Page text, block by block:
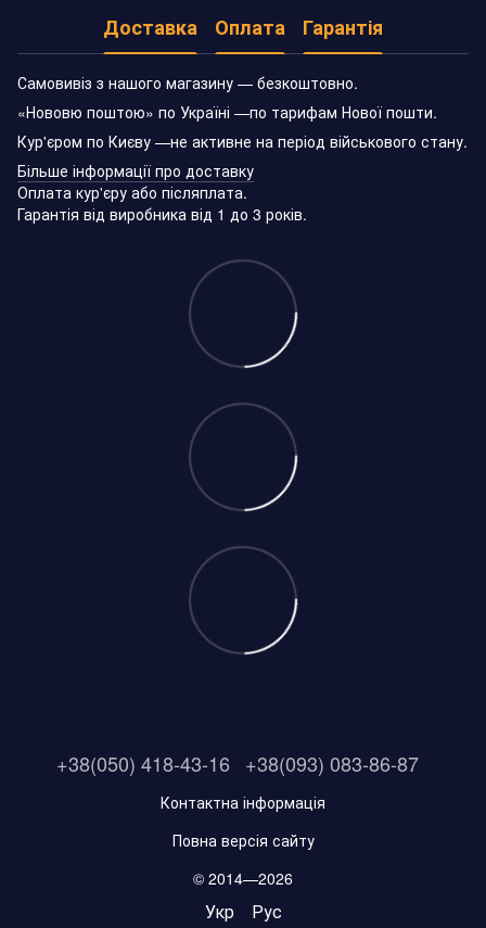
Доставка Оплата Гарантія
Самовивіз з нашого магазину — безкоштовно.
«Нововю поштою» по Україні —по тарифам Нової пошти.
Кур'єром по Києву —не активне на період військового стану.
Більше інформації про доставку
Оплата кур'єру або післяплата.
Гарантія від виробника від 1 до 3 років.
+38(050) 418-43-16 +38(093) 083-86-87
Контактна інформація
Повна версія сайту
© 2014—2026
Укр Рус